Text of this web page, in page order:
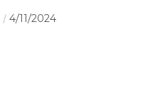
4/11/2024